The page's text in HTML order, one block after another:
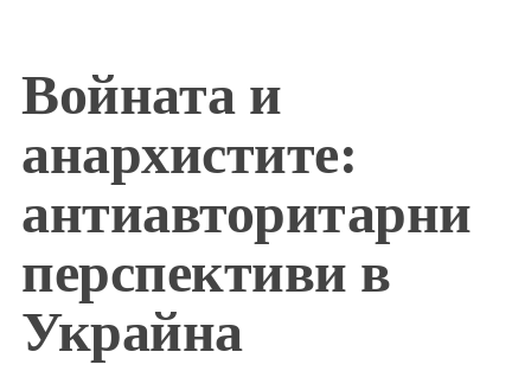
Войната и
анархистите:
антиавторитарни
перспективи в
Украйна